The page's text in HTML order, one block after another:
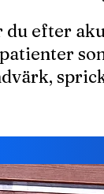
du efter